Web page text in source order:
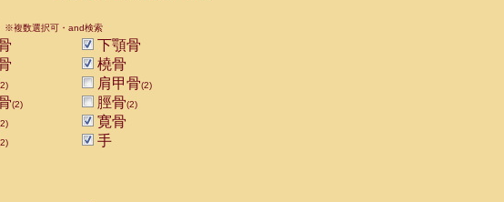
※複数選択可・and検索
下顎骨
橈骨
肩甲骨(2)
(2) 脛骨(2)
寛骨
手